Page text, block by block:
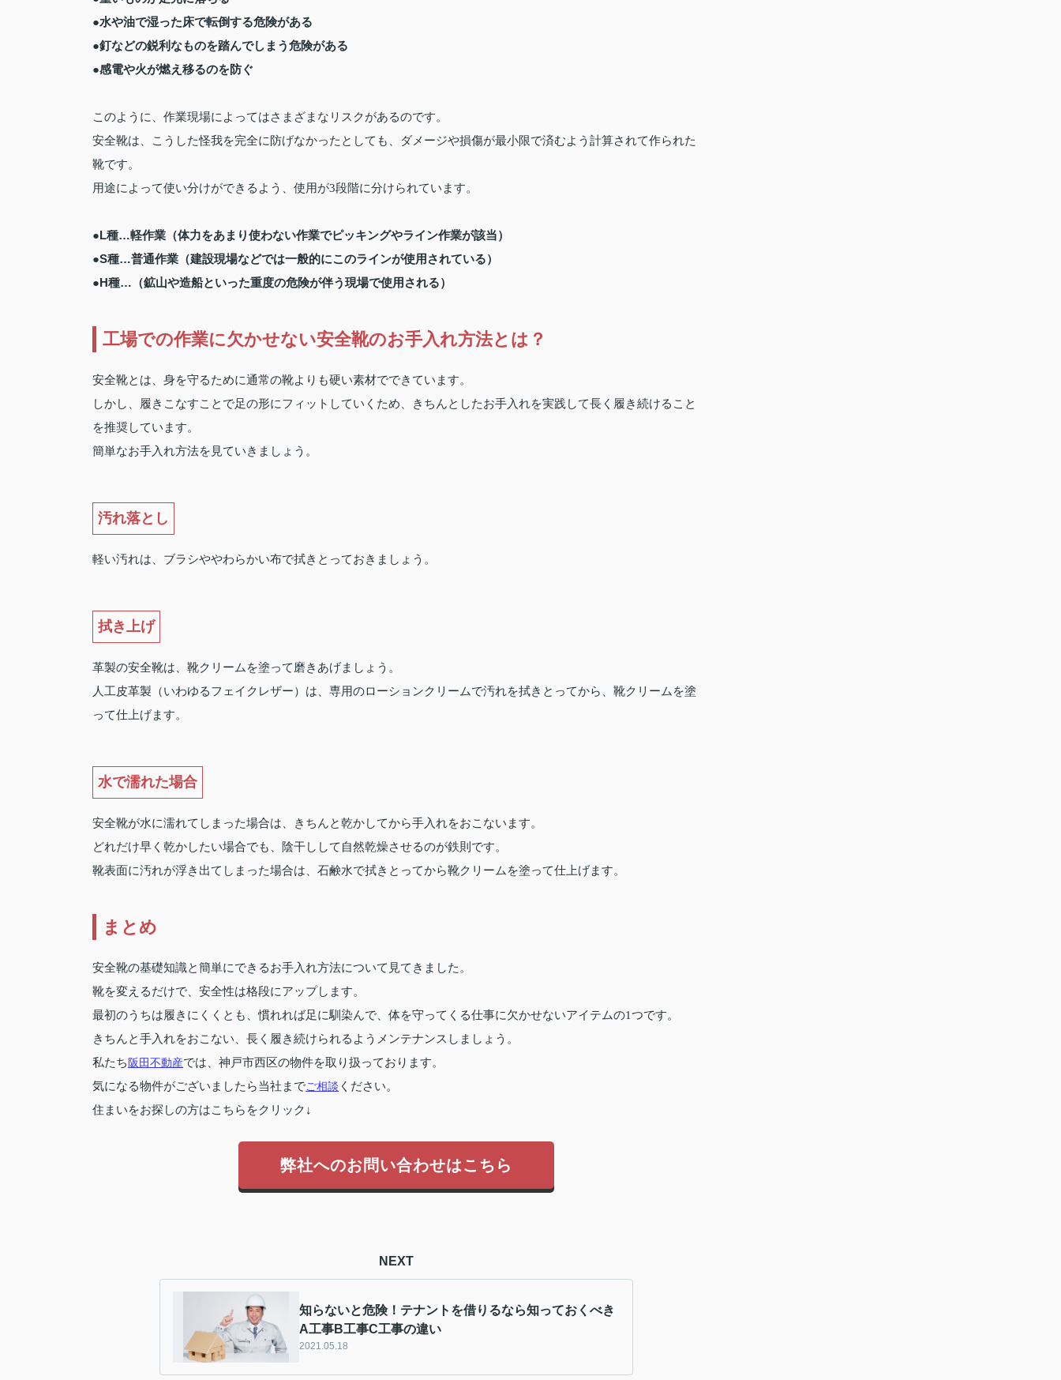
●水や油で湿った床で転倒する危険がある
●釘などの鋭利なものを踏んでしまう危険がある
●感電や火が燃え移るのを防ぐ
このように、作業現場によってはさまざまなリスクがあるのです。
安全靴は、こうした怪我を完全に防げなかったとしても、ダメージや損傷が最小限で済むよう計算されて作られた
靴です。
用途によって使い分けができるよう、使用が3段階に分けられています。
●L種…軽作業（体力をあまり使わない作業でピッキングやライン作業が該当）
●S種…普通作業（建設現場などでは一般的にこのラインが使用されている）
●H種…（鉱山や造船といった重度の危険が伴う現場で使用される）
工場での作業に欠かせない安全靴のお手入れ方法とは？
安全靴とは、身を守るために通常の靴よりも硬い素材でできています。
しかし、履きこなすことで足の形にフィットしていくため、きちんとしたお手入れを実践して長く履き続けること
を推奨しています。
簡単なお手入れ方法を見ていきましょう。
汚れ落とし
軽い汚れは、ブラシややわらかい布で拭きとっておきましょう。
拭き上げ
革製の安全靴は、靴クリームを塗って磨きあげましょう。
人工皮革製（いわゆるフェイクレザー）は、専用のローションクリームで汚れを拭きとってから、靴クリームを塗
って仕上げます。
水で濡れた場合
安全靴が水に濡れてしまった場合は、きちんと乾かしてから手入れをおこないます。
どれだけ早く乾かしたい場合でも、陰干しして自然乾燥させるのが鉄則です。
靴表面に汚れが浮き出てしまった場合は、石鹸水で拭きとってから靴クリームを塗って仕上げます。
まとめ
安全靴の基礎知識と簡単にできるお手入れ方法について見てきました。
靴を変えるだけで、安全性は格段にアップします。
最初のうちは履きにくくとも、慣れれば足に馴染んで、体を守ってくる仕事に欠かせないアイテムの1つです。
きちんと手入れをおこない、長く履き続けられるようメンテナンスしましょう。
私たち 阪田不動産では、神戸市西区の物件を取り扱っております。
気になる物件がございましたら当社までご相談 ください。
住まいをお探しの方はこちらをクリック↓
弊社へのお問い合わせはこちら
NEXT
知らないと危険！テナントを借りるなら知っておくべき
A工事B工事C工事の違い
2021.05.18